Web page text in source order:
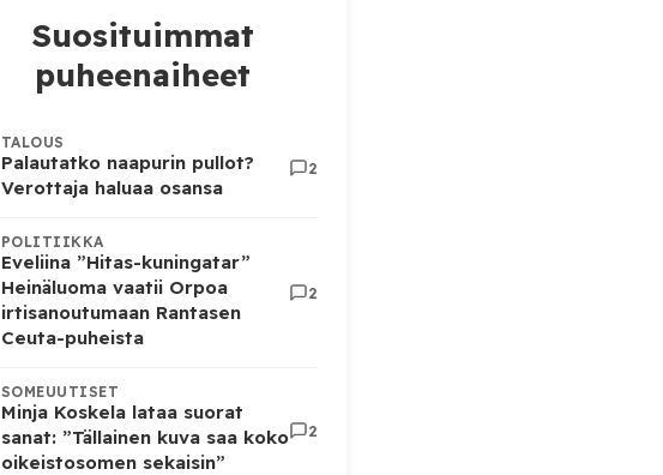
Suosituimmat
puheenaiheet
TALOUS
Palautatko naapurin pullot?
Verottaja haluaa osansa
2
POLITIIKKA
Eveliina ”Hitas-kuningatar”
Heinäluoma vaatii Orpoa
irtisanoutumaan Rantasen
Ceuta-puheista
2
SOMEUUTISET
Minja Koskela lataa suorat
sanat: ”Tällainen kuva saa koko
oikeistosomen sekaisin”
2